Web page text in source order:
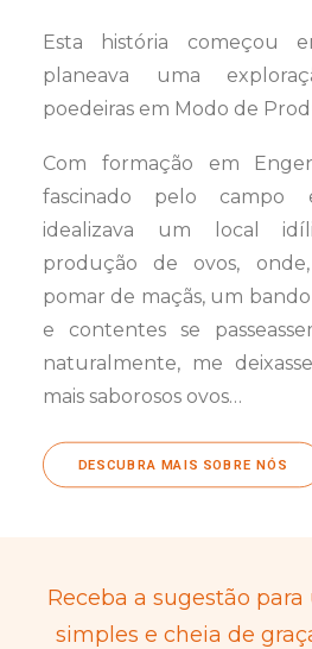
Esta história começou
planeava uma
poedeiras em Modo de
Com formação em
fascinado pelo campo
idealizava um local
produção de ovos,
pomar de maçãs, um
e contentes se
naturalmente, me
mais saborosos ovos…
DESCUBRA MAIS SOBRE NÓS
Receba a sugestão
simples e cheia de